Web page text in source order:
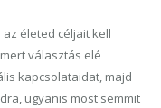
életed céljait kell
választás elé
kapcsolataidat, majd
ugyanis most semmit